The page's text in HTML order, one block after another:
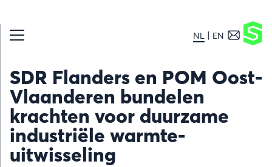
NL EN
SDR Flanders en POM Oost-
Vlaanderen bundelen
krachten voor duurzame
industriële warmte-
uitwisseling